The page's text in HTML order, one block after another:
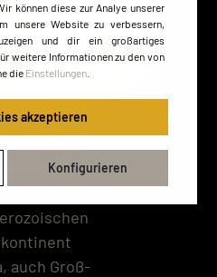
sich
zum letzten,
auch Groß-
können diese zur Analye unserer
unsere Website zu verbessern,
und dir ein großartiges
weitere Informationen zu den von
die Einstellungen
akzeptieren
Konfigurieren